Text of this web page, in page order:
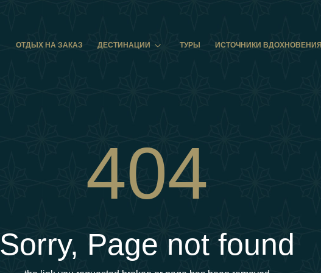
ОТДЫХ НА ЗАКАЗ
ДЕСТИНАЦИИ ТУРЫ ИСТОЧНИКИ ВДОХНОВЕНИЯ
404
Sorry, Page not found